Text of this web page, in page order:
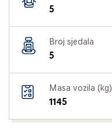
5
Broj sjedala
5
Masa vozila (kg)
1145